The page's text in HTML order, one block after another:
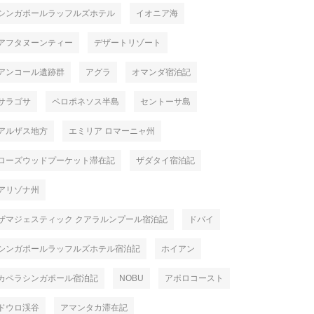
ンガポールラッフルズホテル イオニア海
フタヌーンティー デザートリゾート
ンコール遺跡群 アグラ オマンダ宿泊記
ラゴサ ペロポネソス半島 セントーサ島
ルザス地方 エミリア ロマーニャ州
ーズウッドプーケット滞在記 ザダタイ宿泊記
リゾナ州
マジェスティック クアラルンプール宿泊記 ドバイ
ンガポールラッフルズホテル宿泊記 ホイアン
ペラシンガポール宿泊記 NOBU アポロコースト
ウロ渓谷 アマンタカ滞在記